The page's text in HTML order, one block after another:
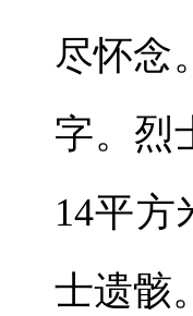
尽怀念
字。烈
14平
士遗骸。